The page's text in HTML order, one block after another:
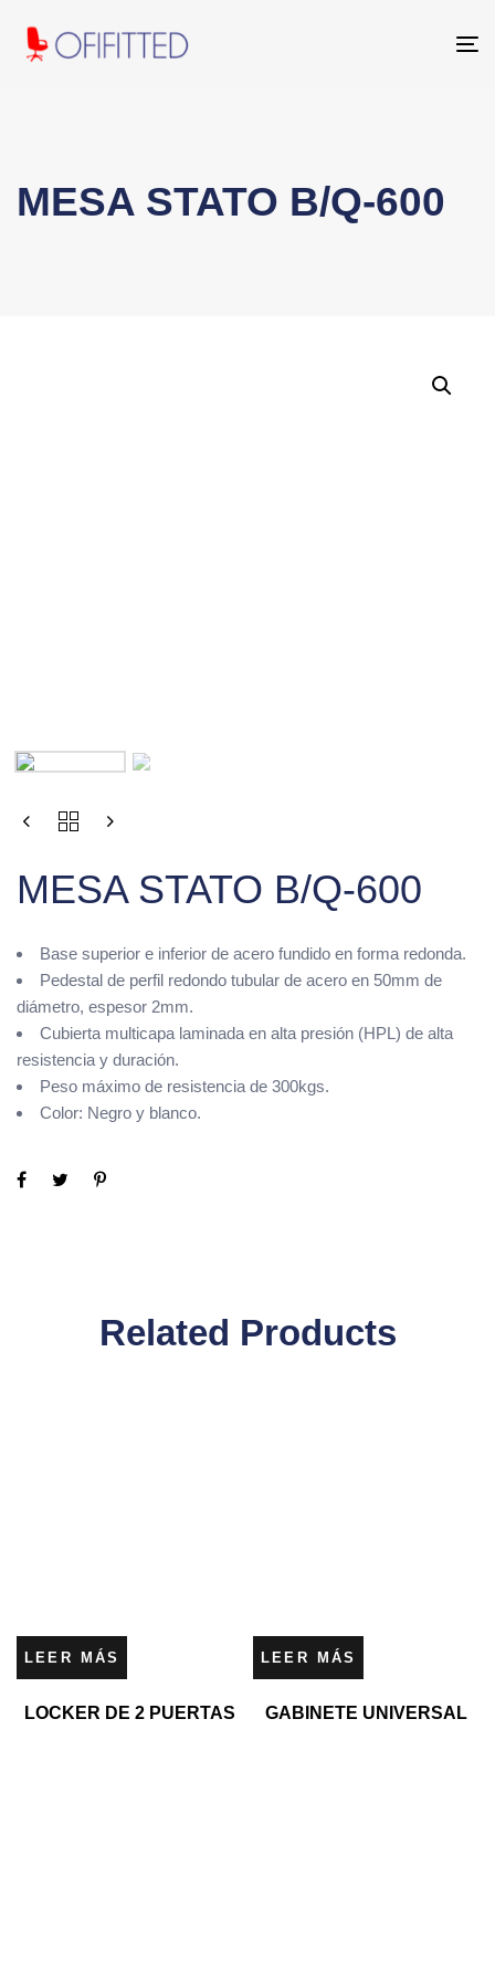
MESA STATO B/Q-600
MESA STATO B/Q-600
Base superior e inferior de acero fundido en forma redonda.
Pedestal de perfil redondo tubular de acero en 50mm de
diámetro, espesor 2mm.
Cubierta multicapa laminada en alta presión (HPL) de alta
resistencia y duración.
Peso máximo de resistencia de 300kgs.
Color: Negro y blanco.
Related Products
LEER MÁS
LOCKER DE 2 PUERTAS
LEER MÁS
GABINETE UNIVERSAL